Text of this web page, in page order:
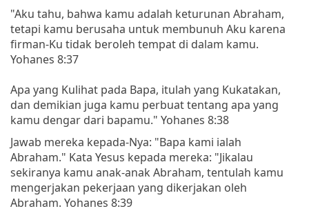
"Aku tahu, bahwa kamu adalah keturunan Abraham,
tetapi kamu berusaha untuk membunuh Aku karena
firman-Ku tidak beroleh tempat di dalam kamu.
Yohanes 8:37
Apa yang Kulihat pada Bapa, itulah yang Kukatakan,
dan demikian juga kamu perbuat tentang apa yang
kamu dengar dari bapamu." Yohanes 8:38
Jawab mereka kepada-Nya: "Bapa kami ialah
Abraham." Kata Yesus kepada mereka: "Jikalau
sekiranya kamu anak-anak Abraham, tentulah kamu
mengerjakan pekerjaan yang dikerjakan oleh
Abraham. Yohanes 8:39